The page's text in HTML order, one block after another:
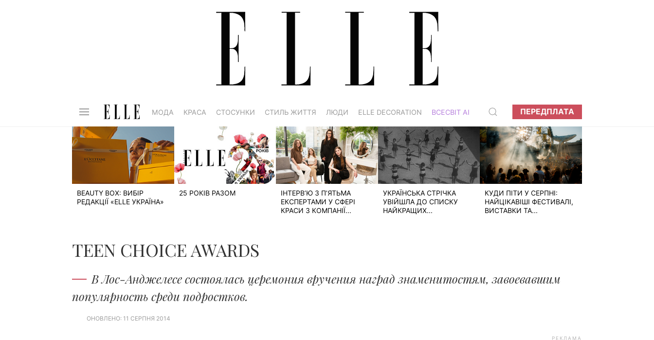
МОДА КРАСА СТОСУНКИ СТИЛЬ ЖИТТЯ ЛЮДИ ELLE DECORATION ВСЕСВІТ АІ ПЕРЕДПЛАТА
BEAUTY BOX: ВИБІР
РЕДАКЦІЇ «ELLE УКРАЇНА»
25 РОКІВ РАЗОМ
ІНТЕРВ’Ю З П’ЯТЬМА
ЕКСПЕРТАМИ У СФЕРІ
КРАСИ З КОМПАНІЇ...
УКРАЇНСЬКА СТРІЧКА
УВІЙШЛА ДО СПИСКУ
НАЙКРАЩИХ...
КУДИ ПІТИ У СЕРПНІ:
НАЙЦІКАВІШІ ФЕСТИВАЛІ,
ВИСТАВКИ ТА...
TEEN CHOICE AWARDS
В Лос-Анджелесе состоялась церемония вручения наград знаменитостям, завоевавшим
популярность среди подростков.
ОНОВЛЕНО: 11 СЕРПНЯ 2014
РЕКЛАМА